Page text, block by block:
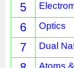
5
6 Optics
7 Dual
Atoms